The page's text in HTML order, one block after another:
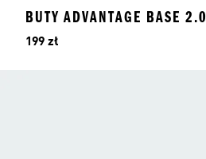
BUTY ADVANTAGE BASE 2.0
Cena
199 zł